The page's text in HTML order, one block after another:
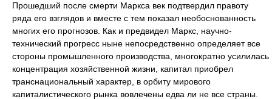
Прошедший после смерти Маркса век подтвердил правоту
ряда его взглядов и вместе с тем показал необоснованность
многих его прогнозов. Как и предвидел Маркс, научно-
технический прогресс ныне непосредственно определяет все
стороны промышленного производства, многократно усилилась
концентрация хозяйственной жизни, капитал приобрел
транснациональный характер, в орбиту мирового
капиталистического рынка вовлечены едва ли не все страны.